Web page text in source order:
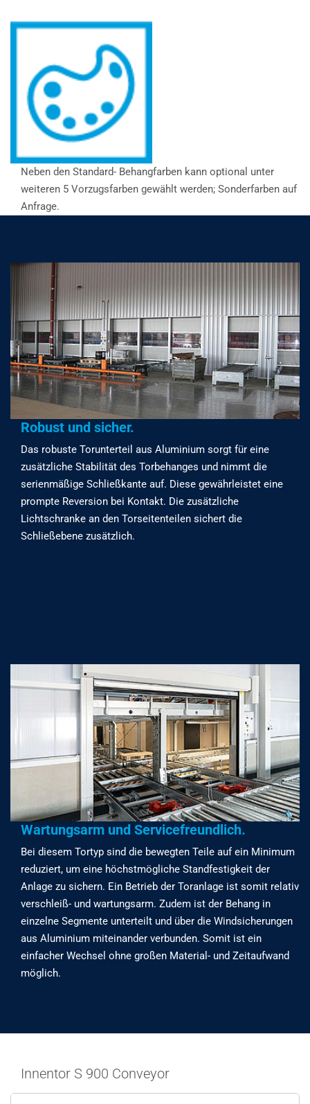
Neben den Standard- Behangfarben kann optional unter
weiteren 5 Vorzugsfarben gewählt werden; Sonderfarben auf
Anfrage.
Robust und sicher.
Das robuste Torunterteil aus Aluminium sorgt für eine
zusätzliche Stabilität des Torbehanges und nimmt die
serienmäßige Schließkante auf. Diese gewährleistet eine
prompte Reversion bei Kontakt. Die zusätzliche
Lichtschranke an den Torseitenteilen sichert die
Schließebene zusätzlich.
Wartungsarm und Servicefreundlich.
Bei diesem Tortyp sind die bewegten Teile auf ein Minimum
reduziert, um eine höchstmögliche Standfestigkeit der
Anlage zu sichern. Ein Betrieb der Toranlage ist somit relativ
verschleiß- und wartungsarm. Zudem ist der Behang in
einzelne Segmente unterteilt und über die Windsicherungen
aus Aluminium miteinander verbunden. Somit ist ein
einfacher Wechsel ohne großen Material- und Zeitaufwand
möglich.
Innentor S 900 Conveyor